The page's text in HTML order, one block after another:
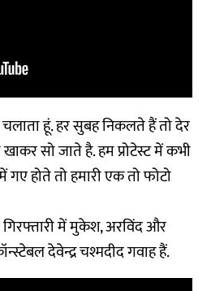
चलाता हूं. हर सुबह निकलते हैं तो देर
सो जाते है. हम प्रोटेस्ट में कभी
गए होते तो हमारी एक तो फोटो
में मुकेश, अरविंद और
देवेन्द्र चश्मदीद गवाह हैं.